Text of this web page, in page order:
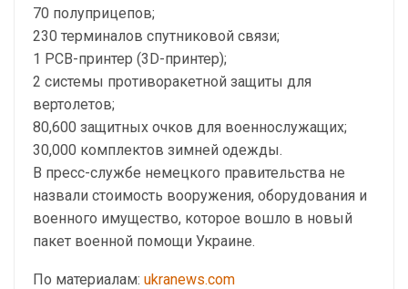
70 полуприцепов;
230 терминалов спутниковой связи;
1 PCB-принтер (3D-принтер);
2 системы противоракетной защиты для
вертолетов;
80,600 защитных очков для военнослужащих;
30,000 комплектов зимней одежды.
В пресс-службе немецкого правительства не
назвали стоимость вооружения, оборудования и
военного имущество, которое вошло в новый
пакет военной помощи Украине.
По материалам: ukranews.com